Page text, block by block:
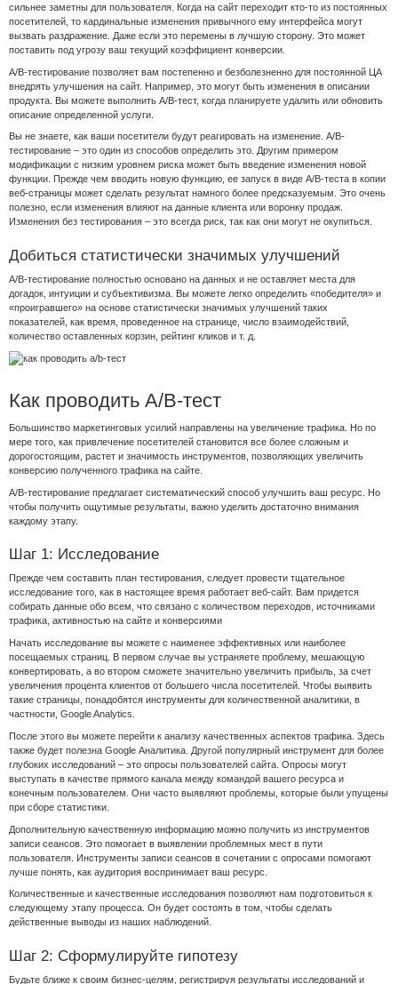
сильнее заметны для пользователя. Когда на сайт переходит кто-то из постоянных
посетителей, то кардинальные изменения привычного ему интерфейса могут
вызвать раздражение. Даже если это перемены в лучшую сторону. Это может
поставить под угрозу ваш текущий коэффициент конверсии.
A/B-тестирование позволяет вам постепенно и безболезненно для постоянной ЦА
внедрять улучшения на сайт. Например, это могут быть изменения в описании
продукта. Вы можете выполнить A/B-тест, когда планируете удалить или обновить
описание определенной услуги.
Вы не знаете, как ваши посетители будут реагировать на изменение. A/B-
тестирование – это один из способов определить это. Другим примером
модификации с низким уровнем риска может быть введение изменения новой
функции. Прежде чем вводить новую функцию, ее запуск в виде A/B-теста в копии
веб-страницы может сделать результат намного более предсказуемым. Это очень
полезно, если изменения влияют на данные клиента или воронку продаж.
Изменения без тестирования – это всегда риск, так как они могут не окупиться.
Добиться статистически значимых улучшений
A/B-тестирование полностью основано на данных и не оставляет места для
догадок, интуиции и субъективизма. Вы можете легко определить «победителя» и
«проигравшего» на основе статистически значимых улучшений таких
показателей, как время, проведенное на странице, число взаимодействий,
количество оставленных корзин, рейтинг кликов и т. д.
Как проводить A/B-тест
Большинство маркетинговых усилий направлены на увеличение трафика. Но по
мере того, как привлечение посетителей становится все более сложным и
дорогостоящим, растет и значимость инструментов, позволяющих увеличить
конверсию полученного трафика на сайте.
A/B-тестирование предлагает систематический способ улучшить ваш ресурс. Но
чтобы получить ощутимые результаты, важно уделить достаточно внимания
каждому этапу.
Шаг 1: Исследование
Прежде чем составить план тестирования, следует провести тщательное
исследование того, как в настоящее время работает веб-сайт. Вам придется
собирать данные обо всем, что связано с количеством переходов, источниками
трафика, активностью на сайте и конверсиями
Начать исследование вы можете с наименее эффективных или наиболее
посещаемых страниц. В первом случае вы устраняете проблему, мешающую
конвертировать, а во втором сможете значительно увеличить прибыль, за счет
увеличения процента клиентов от большего числа посетителей. Чтобы выявить
такие страницы, понадобятся инструменты для количественной аналитики, в
частности, Google Analytics.
После этого вы можете перейти к анализу качественных аспектов трафика. Здесь
также будет полезна Google Аналитика. Другой популярный инструмент для более
глубоких исследований – это опросы пользователей сайта. Опросы могут
выступать в качестве прямого канала между командой вашего ресурса и
конечным пользователем. Они часто выявляют проблемы, которые были упущены
при сборе статистики.
Дополнительную качественную информацию можно получить из инструментов
записи сеансов. Это помогает в выявлении проблемных мест в пути
пользователя. Инструменты записи сеансов в сочетании с опросами помогают
лучше понять, как аудитория воспринимает ваш ресурс.
Количественные и качественные исследования позволяют нам подготовиться к
следующему этапу процесса. Он будет состоять в том, чтобы сделать
действенные выводы из наших наблюдений.
Шаг 2: Сформулируйте гипотезу
Будьте ближе к своим бизнес-целям, регистрируя результаты исследований и